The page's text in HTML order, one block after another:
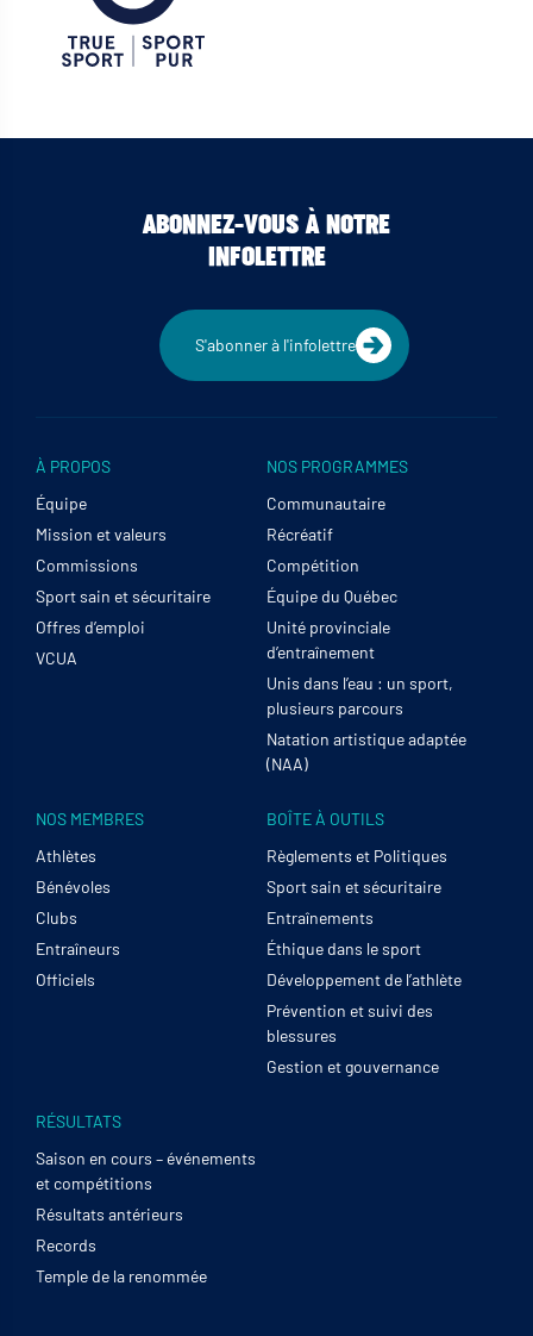
ABONNEZ-VOUS À NOTRE
INFOLETTRE
S'abonner à l'infolettre
À PROPOS
Équipe
Mission et valeurs
Commissions
Sport sain et sécuritaire
Offres d’emploi
VCUA
NOS PROGRAMMES
Communautaire
Récréatif
Compétition
Équipe du Québec
Unité provinciale
d’entraînement
Unis dans l’eau : un sport,
plusieurs parcours
Natation artistique adaptée
(NAA)
NOS MEMBRES
Athlètes
Bénévoles
Clubs
Entraîneurs
Officiels
BOÎTE À OUTILS
Règlements et Politiques
Sport sain et sécuritaire
Entraînements
Éthique dans le sport
Développement de l’athlète
Prévention et suivi des
blessures
Gestion et gouvernance
RÉSULTATS
Saison en cours – événements
et compétitions
Résultats antérieurs
Records
Temple de la renommée